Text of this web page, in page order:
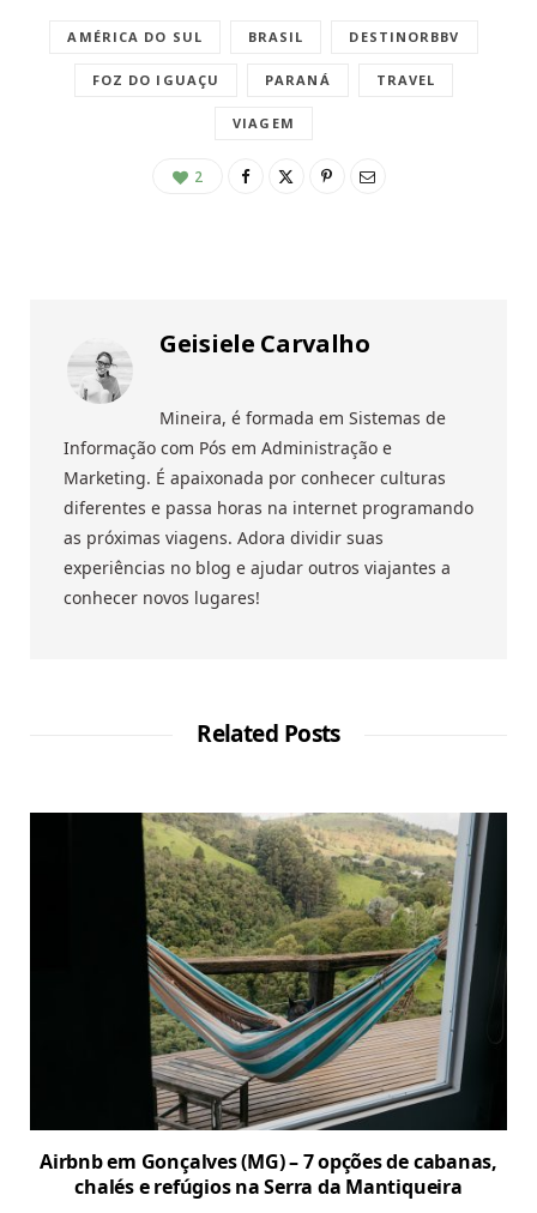
AMÉRICA DO SUL BRASIL DESTINORBBV
FOZ DO IGUAÇU PARANÁ TRAVEL
VIAGEM
2
Geisiele Carvalho
Mineira, é formada em Sistemas de
Informação com Pós em Administração e
Marketing. É apaixonada por conhecer culturas
diferentes e passa horas na internet programando
as próximas viagens. Adora dividir suas
experiências no blog e ajudar outros viajantes a
conhecer novos lugares!
Related Posts
Airbnb em Gonçalves (MG) – 7 opções de cabanas,
chalés e refúgios na Serra da Mantiqueira